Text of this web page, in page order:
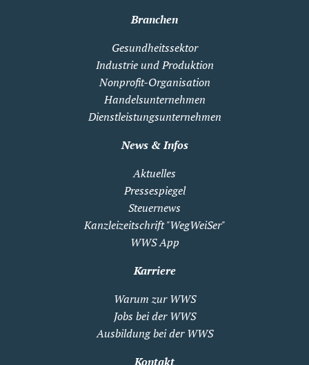
Branchen
Gesundheitssektor
Industrie und Produktion
Nonprofit-Organisation
Handelsunternehmen
Dienstleistungsunternehmen
News & Infos
Aktuelles
Pressespiegel
Steuernews
Kanzleizeitschrift "WegWeiSer"
WWS App
Karriere
Warum zur WWS
Jobs bei der WWS
Ausbildung bei der WWS
Kontakt